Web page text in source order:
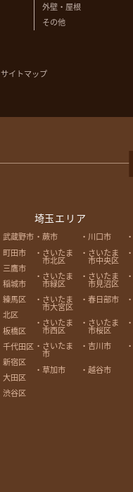
外壁・屋根
その他
サイトマップ
武蔵野市
町田市
三鷹市
稲城市
練馬区
北区
板橋区
千代田区
新宿区
大田区
渋谷区
埼玉エリア
蕨市 川口市
さいたま
市北区
さいたま
市中央区
さいたま
市緑区
さいたま
市見沼区
さいたま
市大宮区
春日部市
さいたま
市西区
さいたま
市桜区
さいたま
市
吉川市
草加市 越谷市